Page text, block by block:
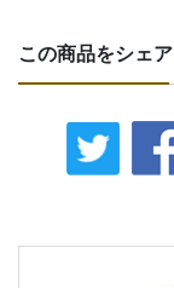
この商品をシェア